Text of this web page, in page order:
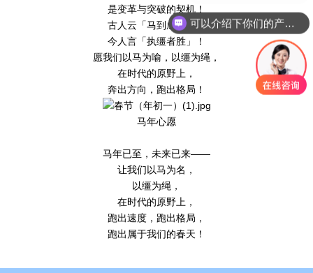
是变革与突破的契机！
古人云「马到成功」，
今人言「执缰者胜」！
愿我们以马为喻，以缰为绳，
在时代的原野上，
奔出方向，跑出格局！
马年心愿
马年已至，未来已来——‌
让我们以马为名，
以缰为绳，
在时代的原野上，
跑出速度，跑出格局，
跑出属于我们的春天！
可以介绍下你们的产品么？